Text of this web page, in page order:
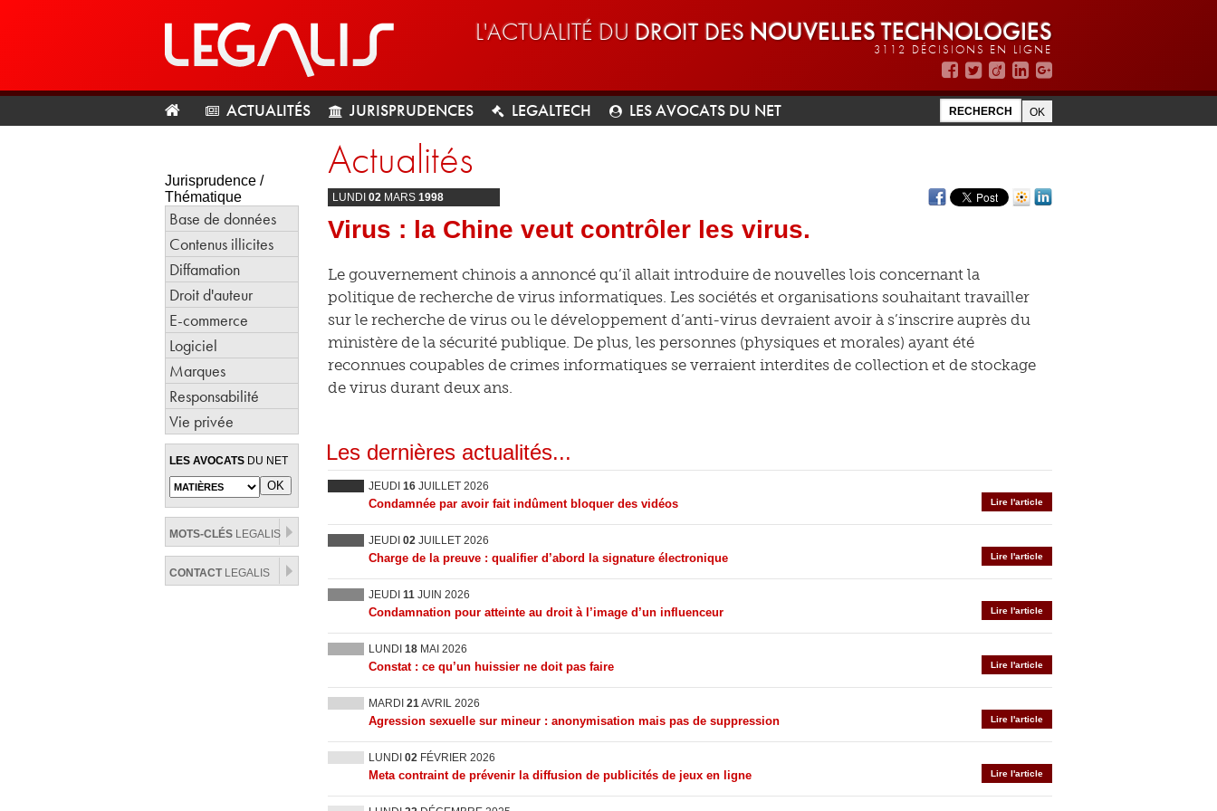
L'ACTUALITÉ DU DROIT DES NOUVELLES TECHNOLOGIES
3112 DÉCISIONS EN LIGNE
ACTUALITÉS JURISPRUDENCES LEGALTECH LES AVOCATS DU NET
Jurisprudence /
Thématique
Base de données
Contenus illicites
Diffamation
Droit d'auteur
E-commerce
Logiciel
Marques
Responsabilité
Vie privée
LES AVOCATS DU NET
MOTS-CLÉS LEGALIS
CONTACTLEGALIS
Actualités
LUNDI 02 MARS 1998
Virus : la Chine veut contrôler les virus.
Le gouvernement chinois a annoncé qu’il allait introduire de nouvelles lois concernant la
politique de recherche de virus informatiques. Les sociétés et organisations souhaitant travailler
sur le recherche de virus ou le développement d’anti-virus devraient avoir à s’inscrire auprès du
ministère de la sécurité publique. De plus, les personnes (physiques et morales) ayant été
reconnues coupables de crimes informatiques se verraient interdites de collection et de stockage
de virus durant deux ans.
Les dernières actualités...
JEUDI 16 JUILLET 2026
Lire l'article
Condamnée par avoir fait indûment bloquer des vidéos
JEUDI 02 JUILLET 2026
Lire l'article
Charge de la preuve : qualifier d’abord la signature électronique
JEUDI 11 JUIN 2026
Lire l'article
Condamnation pour atteinte au droit à l’image d’un influenceur
LUNDI 18 MAI 2026
Lire l'article
Constat : ce qu’un huissier ne doit pas faire
MARDI 21AVRIL 2026
Lire l'article
Agression sexuelle sur mineur : anonymisation mais pas de suppression
LUNDI 02 FÉVRIER 2026
Lire l'article
Meta contraint de prévenir la diffusion de publicités de jeux en ligne